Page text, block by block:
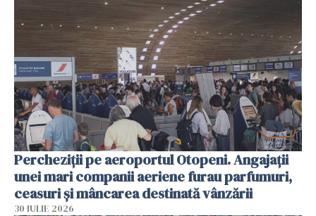
Percheziții pe aeroportul Otopeni. Angajații
unei mari companii aeriene furau parfumuri,
ceasuri și mâncarea destinată vânzării
30 IULIE 2026